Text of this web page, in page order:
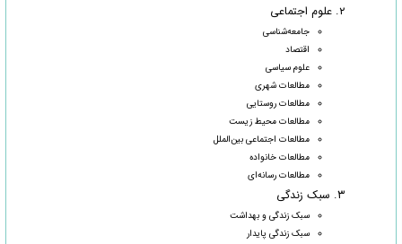
۲. علوم اجتماعی
جامعه‌شناسی
اقتصاد
علوم سیاسی
مطالعات شهری
مطالعات روستایی
مطالعات محیط زیست
مطالعات اجتماعی بین‌الملل
مطالعات خانواده
مطالعات رسانه‌ای
۳. سبک زندگی
سبک زندگی و بهداشت
سبک زندگی پایدار